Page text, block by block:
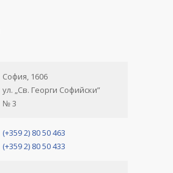
София, 1606
ул. „Св. Георги Софийски”
№ 3
(+359 2) 80 50 463
(+359 2) 80 50 433